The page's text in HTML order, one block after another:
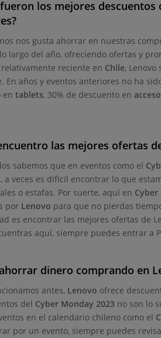
fueron los mejores
nos gusta ahorrar en nuestras
largo del año, ofreciendo ofertas y
reciente en Chile,
En años y eventos anteriores no ha
en tablets, 30% de descuento en
las mejores ofertas
sabemos que en eventos como el
a veces es difícil encontrar lo que
o estafas. Por suerte, aquí en
por Lenovo para que no pierdas
es encontrar las mejores ofertas de
aquí, siempre puedes entrar a
dinero comprando en
antes, Lenovo ofrece
del Cyber Monday 2023 no son lo
en el calendario chileno como el
por un evento, siempre puedes